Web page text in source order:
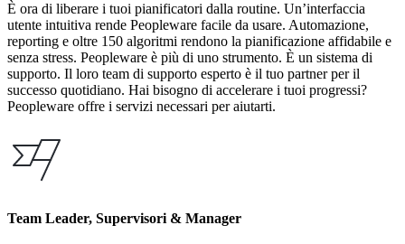
È ora di liberare i tuoi pianificatori dalla routine. Un’interfaccia
utente intuitiva rende Peopleware facile da usare. Automazione,
reporting e oltre 150 algoritmi rendono la pianificazione affidabile e
senza stress. Peopleware è più di uno strumento. È un sistema di
supporto. Il loro team di supporto esperto è il tuo partner per il
successo quotidiano. Hai bisogno di accelerare i tuoi progressi?
Peopleware offre i servizi necessari per aiutarti.
Team Leader, Supervisori & Manager